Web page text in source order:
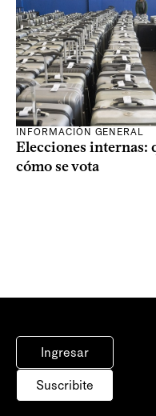
INFORMACIÓN GENERAL
Elecciones internas:
cómo se vota
Ingresar
Suscribite